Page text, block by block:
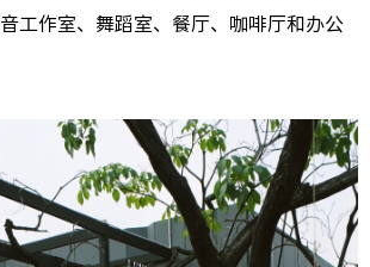
工作室、舞蹈室、餐厅、咖啡厅和办公